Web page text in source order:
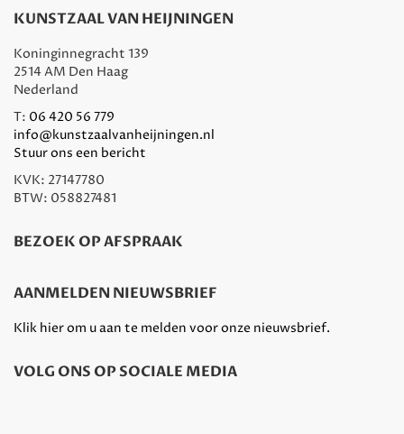
KUNSTZAAL VAN HEIJNINGEN
Koninginnegracht 139
2514 AM Den Haag
Nederland
T: 06 420 56 779
info@kunstzaalvanheijningen.nl
Stuur ons een bericht
KVK: 27147780
BTW: 058827481
BEZOEK OP AFSPRAAK
AANMELDEN NIEUWSBRIEF
Klik hier om u aan te melden voor onze nieuwsbrief.
VOLG ONS OP SOCIALE MEDIA